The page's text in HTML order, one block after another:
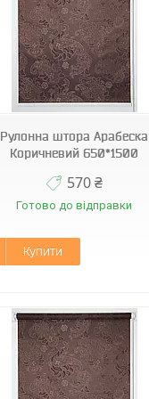
Рулонна штора Арабеска
Коричневий 650*1500
570 ₴
Готово до відправки
Купити
К-2261